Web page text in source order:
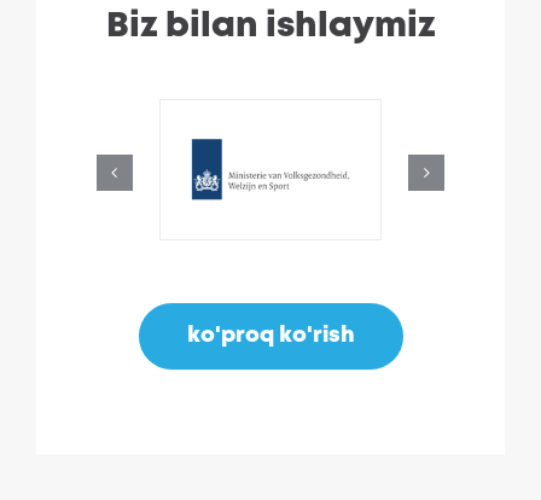
Biz bilan ishlaymiz
ko'proq ko'rish